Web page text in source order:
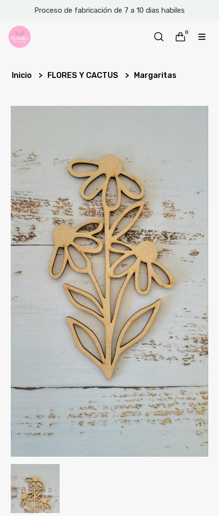
Proceso de fabricación de 7 a 10 dias habiles
0
Inicio FLORES Y CACTUS Margaritas